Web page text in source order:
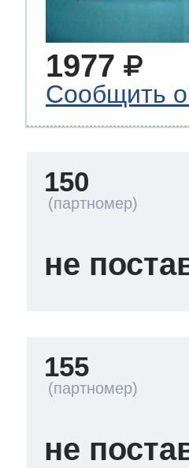
1977
Сообщить о
150
не
155
не